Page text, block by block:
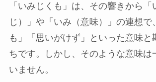
「いみじくも」は、その響きから「
じ）」や「いみ（意味）」の連想で
も」「思いがけず」といった意味と
ちです。しかし、そのような意味は
いません。